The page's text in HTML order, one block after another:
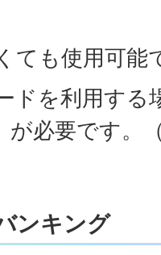
ても使用可能
ドを利用す
が必要です。
ンキング